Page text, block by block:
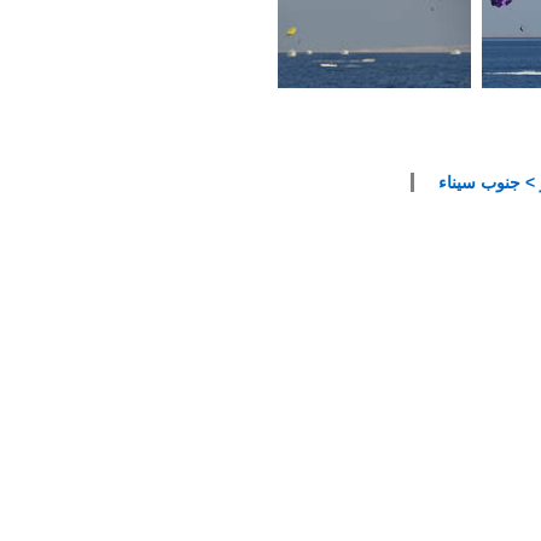
جنوب سيناء